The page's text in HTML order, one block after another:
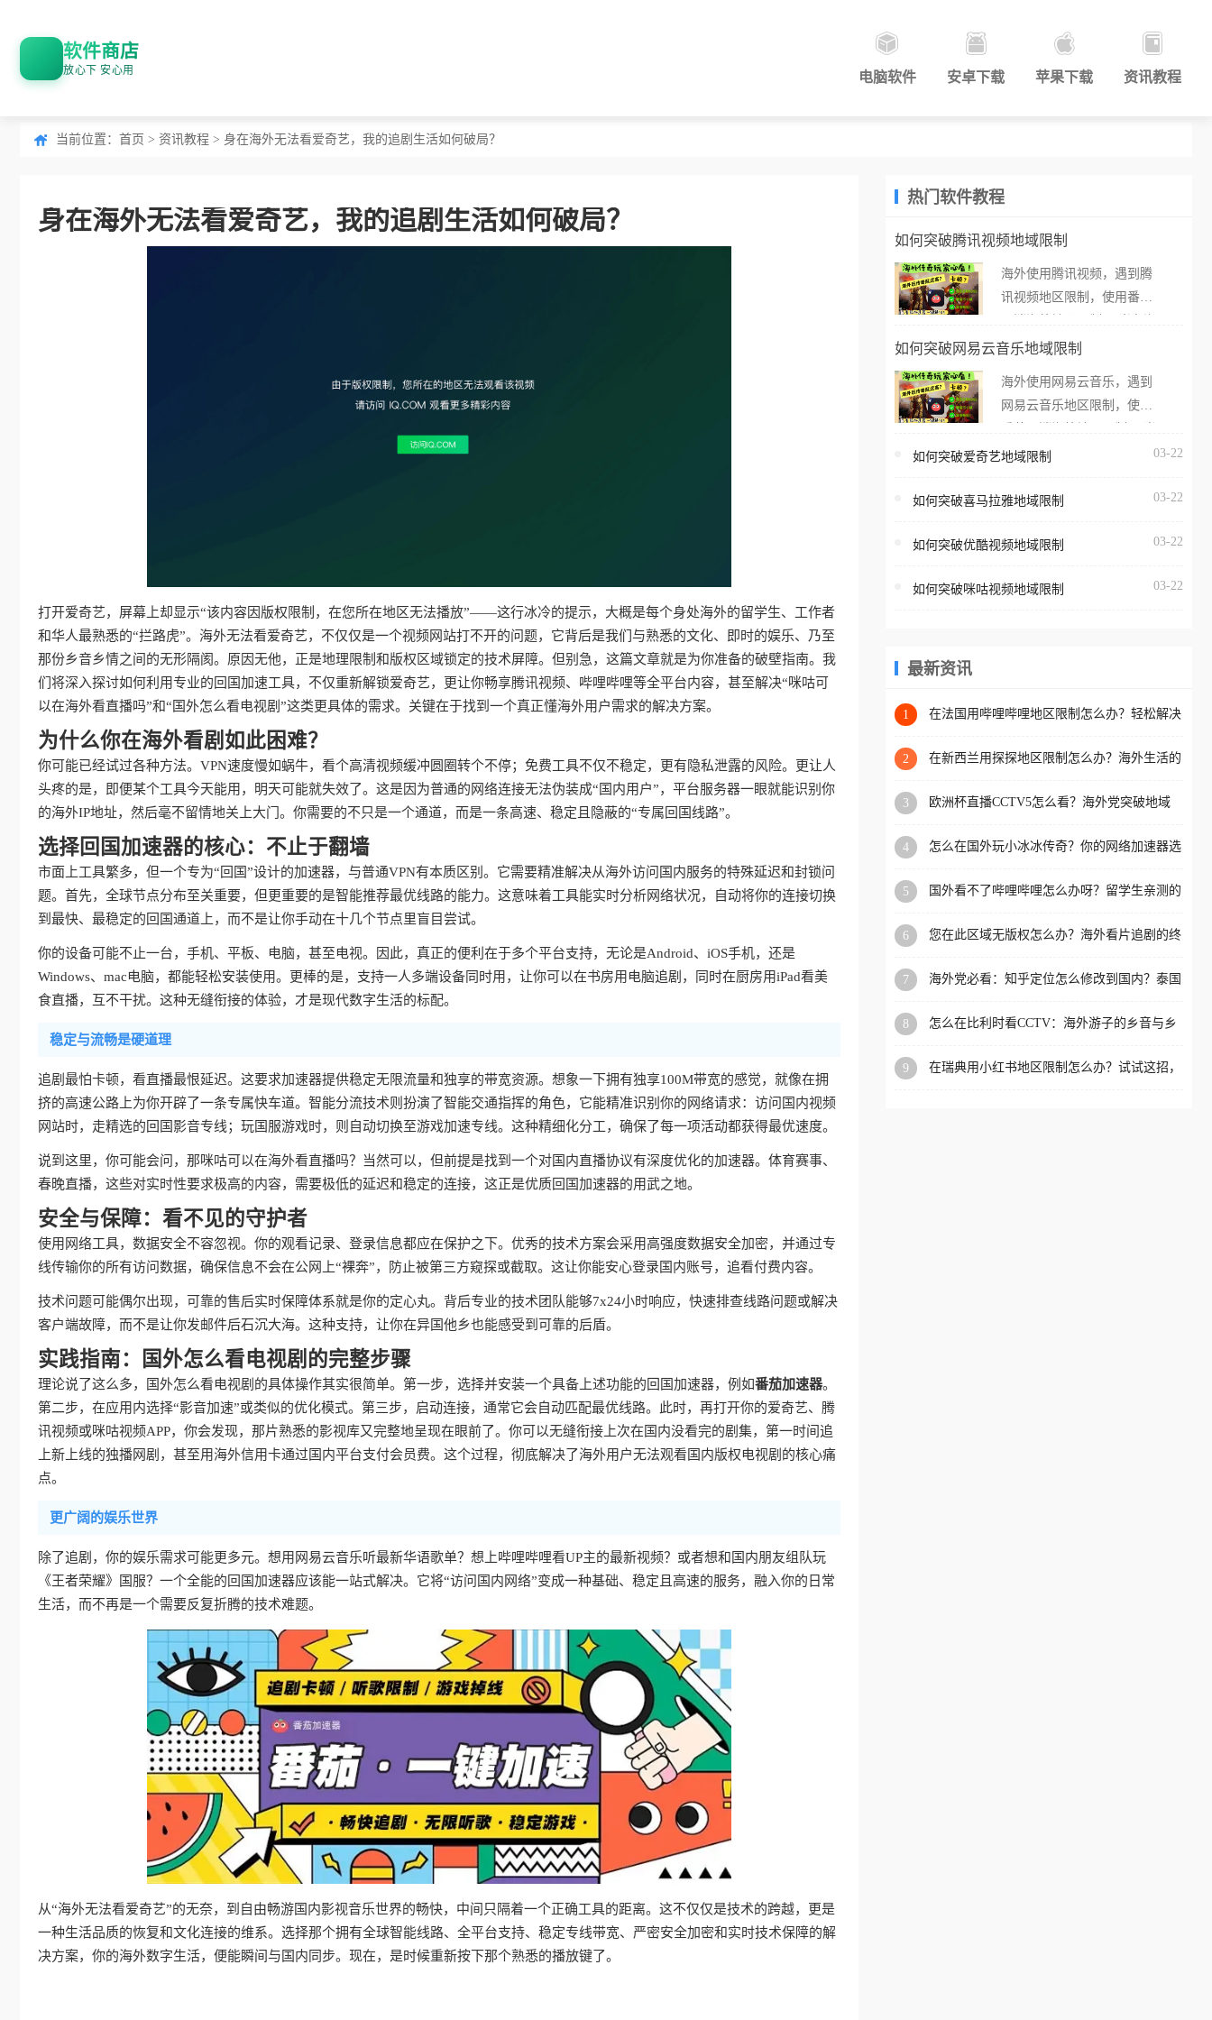
软件商店
放心下 安心用 电脑软件 安卓下载 苹果下载 资讯教程
当前位置： 首页 > 资讯教程 > 身在海外无法看爱奇艺，我的追剧生活如何破局？
身在海外无法看爱奇艺，我的追剧生活如何破局？
打开爱奇艺，屏幕上却显示“该内容因版权限制，在您所在地区无法播放”——这行冰冷的提示，大概是每个身处海外的留学生、工作者
和华人最熟悉的“拦路虎”。海外无法看爱奇艺，不仅仅是一个视频网站打不开的问题，它背后是我们与熟悉的文化、即时的娱乐、乃至
那份乡音乡情之间的无形隔阂。原因无他，正是地理限制和版权区域锁定的技术屏障。但别急，这篇文章就是为你准备的破壁指南。我
们将深入探讨如何利用专业的回国加速工具，不仅重新解锁爱奇艺，更让你畅享腾讯视频、哔哩哔哩等全平台内容，甚至解决“咪咕可
以在海外看直播吗”和“国外怎么看电视剧”这类更具体的需求。关键在于找到一个真正懂海外用户需求的解决方案。
为什么你在海外看剧如此困难？
你可能已经试过各种方法。VPN速度慢如蜗牛，看个高清视频缓冲圆圈转个不停；免费工具不仅不稳定，更有隐私泄露的风险。更让人
头疼的是，即便某个工具今天能用，明天可能就失效了。这是因为普通的网络连接无法伪装成“国内用户”，平台服务器一眼就能识别你
的海外IP地址，然后毫不留情地关上大门。你需要的不只是一个通道，而是一条高速、稳定且隐蔽的“专属回国线路”。
选择回国加速器的核心：不止于翻墙
市面上工具繁多，但一个专为“回国”设计的加速器，与普通VPN有本质区别。它需要精准解决从海外访问国内服务的特殊延迟和封锁问
题。首先，全球节点分布至关重要，但更重要的是智能推荐最优线路的能力。这意味着工具能实时分析网络状况，自动将你的连接切换
到最快、最稳定的回国通道上，而不是让你手动在十几个节点里盲目尝试。
你的设备可能不止一台，手机、平板、电脑，甚至电视。因此，真正的便利在于多个平台支持，无论是Android、iOS手机，还是
Windows、mac电脑，都能轻松安装使用。更棒的是，支持一人多端设备同时用，让你可以在书房用电脑追剧，同时在厨房用iPad看美
食直播，互不干扰。这种无缝衔接的体验，才是现代数字生活的标配。
稳定与流畅是硬道理
追剧最怕卡顿，看直播最恨延迟。这要求加速器提供稳定无限流量和独享的带宽资源。想象一下拥有独享100M带宽的感觉，就像在拥
挤的高速公路上为你开辟了一条专属快车道。智能分流技术则扮演了智能交通指挥的角色，它能精准识别你的网络请求：访问国内视频
网站时，走精选的回国影音专线；玩国服游戏时，则自动切换至游戏加速专线。这种精细化分工，确保了每一项活动都获得最优速度。
说到这里，你可能会问，那咪咕可以在海外看直播吗？当然可以，但前提是找到一个对国内直播协议有深度优化的加速器。体育赛事、
春晚直播，这些对实时性要求极高的内容，需要极低的延迟和稳定的连接，这正是优质回国加速器的用武之地。
安全与保障：看不见的守护者
使用网络工具，数据安全不容忽视。你的观看记录、登录信息都应在保护之下。优秀的技术方案会采用高强度数据安全加密，并通过专
线传输你的所有访问数据，确保信息不会在公网上“裸奔”，防止被第三方窥探或截取。这让你能安心登录国内账号，追看付费内容。
技术问题可能偶尔出现，可靠的售后实时保障体系就是你的定心丸。背后专业的技术团队能够7x24小时响应，快速排查线路问题或解决
客户端故障，而不是让你发邮件后石沉大海。这种支持，让你在异国他乡也能感受到可靠的后盾。
实践指南：国外怎么看电视剧的完整步骤
理论说了这么多，国外怎么看电视剧的具体操作其实很简单。第一步，选择并安装一个具备上述功能的回国加速器，例如番茄加速器。
第二步，在应用内选择“影音加速”或类似的优化模式。第三步，启动连接，通常它会自动匹配最优线路。此时，再打开你的爱奇艺、腾
讯视频或咪咕视频APP，你会发现，那片熟悉的影视库又完整地呈现在眼前了。你可以无缝衔接上次在国内没看完的剧集，第一时间追
上新上线的独播网剧，甚至用海外信用卡通过国内平台支付会员费。这个过程，彻底解决了海外用户无法观看国内版权电视剧的核心痛
点。
更广阔的娱乐世界
除了追剧，你的娱乐需求可能更多元。想用网易云音乐听最新华语歌单？想上哔哩哔哩看UP主的最新视频？或者想和国内朋友组队玩
《王者荣耀》国服？一个全能的回国加速器应该能一站式解决。它将“访问国内网络”变成一种基础、稳定且高速的服务，融入你的日常
生活，而不再是一个需要反复折腾的技术难题。
从“海外无法看爱奇艺”的无奈，到自由畅游国内影视音乐世界的畅快，中间只隔着一个正确工具的距离。这不仅仅是技术的跨越，更是
一种生活品质的恢复和文化连接的维系。选择那个拥有全球智能线路、全平台支持、稳定专线带宽、严密安全加密和实时技术保障的解
决方案，你的海外数字生活，便能瞬间与国内同步。现在，是时候重新按下那个熟悉的播放键了。
热门软件教程
如何突破腾讯视频地域限制
海外使用腾讯视频，遇到腾
讯视频地区限制，使用番茄
外打开腾讯视频，却突然弹
地区无法播放”的提示语。
海外用户如香港、澳门、台
亚、欧洲等国家和地区时，
台一样，出现地区及版权限
地区播放。 遇到这个问题的
区工作、留学、定居等，都
权限制所困扰。
如何突破网易云音乐地域限制
海外使用网易云音乐，遇到
网易云音乐地区限制，使用
在海外打开网易云音乐，却
所在的地区无法播放”的提示
门、台湾、美国、加拿大、
区时，网易云音乐也会像其
回国加速器，即可解决「海
版权限制」的问题，无论人
国、加拿大、澳大利亚、欧
学、定居等，都可以使用，
扰。
如何突破爱奇艺地域限制 03-22
如何突破喜马拉雅地域限制 03-22
如何突破优酷视频地域限制 03-22
如何突破咪咕视频地域限制 03-22
最新资讯
1
在法国用哔哩哔哩地区限制怎么办？轻松解决
2
在新西兰用探探地区限制怎么办？海外生活的
3
欧洲杯直播CCTV5怎么看？海外党突破地域
4
怎么在国外玩小冰冰传奇？你的网络加速器选
5
国外看不了哔哩哔哩怎么办呀？留学生亲测的
6
您在此区域无版权怎么办？海外看片追剧的终
7
海外党必看：知乎定位怎么修改到国内？泰国
8
怎么在比利时看CCTV：海外游子的乡音与乡
9
在瑞典用小红书地区限制怎么办？试试这招，